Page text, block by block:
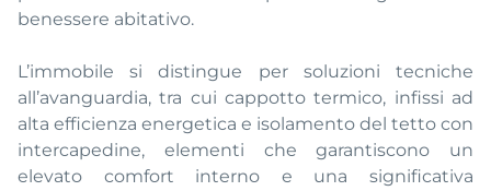
benessere abitativo.
L’immobile si distingue per soluzioni tecniche
all’avanguardia, tra cui cappotto termico, infissi ad
alta efficienza energetica e isolamento del tetto con
intercapedine, elementi che garantiscono un
elevato comfort interno e una significativa